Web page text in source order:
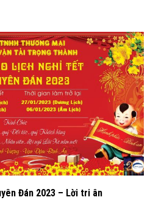
Đán 2023 – Lời tri ân